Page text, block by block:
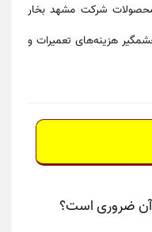
شرکت مشهد بخار
هزینه‌های تعمیرات و
آن ضروری است؟